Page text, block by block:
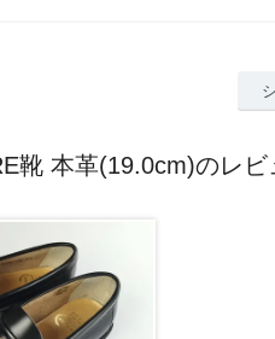
本革(19.0cm)のレビ